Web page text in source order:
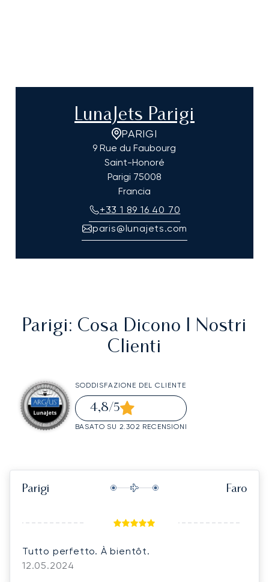
LunaJets Parigi
PARIGI
9 Rue du Faubourg
Saint-Honoré
Parigi 75008
Francia
+33 1 89 16 40 70
paris@lunajets.com
Parigi: Cosa Dicono I Nostri
Clienti
SODDISFAZIONE DEL CLIENTE
4,8/5
BASATO SU 2.302 RECENSIONI
Parigi Faro
Tutto perfetto. À bientôt.
12.05.2024